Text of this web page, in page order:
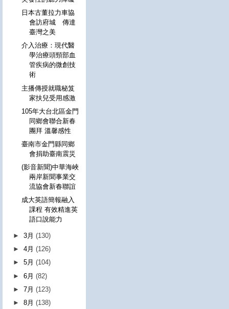
日本古董拉力車協
會訪府城 傳達
臺灣之美
介入治療：現代醫
學治療頭頸部血
管疾病的微創技
術
主播傳授就職秘笈
家扶兒受用感激
105年大台北區金門
同鄉會聯合新春
團拜 溫馨感性
臺南市金門縣同鄉
會捐助臺南震災
(影音新聞)中華海峽
兩岸新聞事業交
流協會新春聯誼
成大英語簡報融入
課程 有效精進英
語口說能力
►3月(130)
►4月(126)
►5月(104)
►6月(82)
►7月(123)
►8月(138)